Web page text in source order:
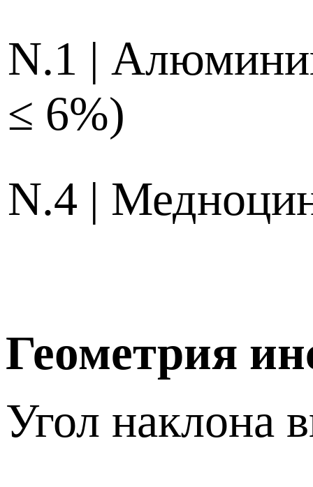
N.1 |
≤ 6%)
N.4 |
Геометрия
Угол наклона